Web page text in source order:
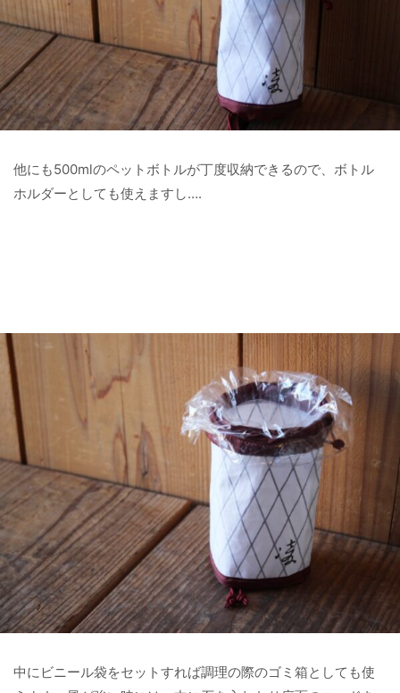
他にも500mlのペットボトルが丁度収納できるので、ボトル
ホルダーとしても使えますし….
中にビニール袋をセットすれば調理の際のゴミ箱としても使